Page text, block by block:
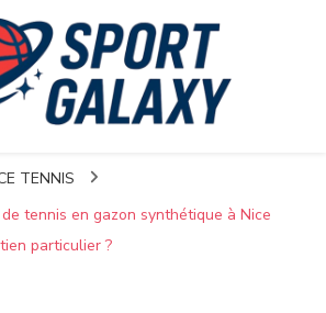
TENNIS
tennis en gazon synthétique à Nice
particulier ?